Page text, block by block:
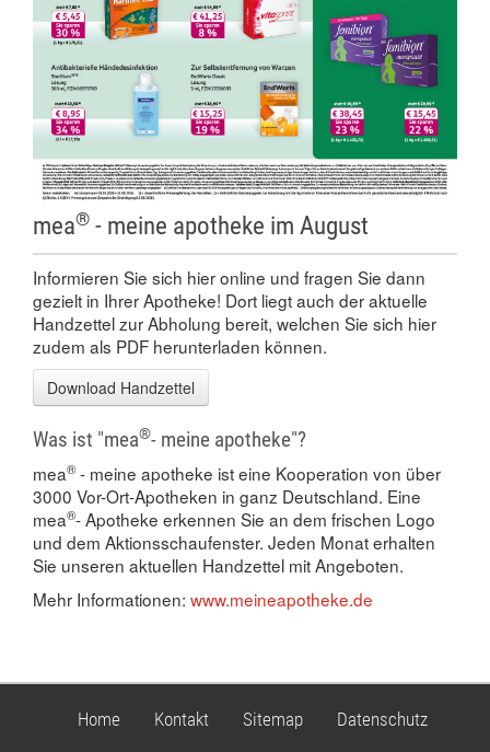
mea® - meine apotheke im August
Informieren Sie sich hier online und fragen Sie dann
gezielt in Ihrer Apotheke! Dort liegt auch der aktuelle
Handzettel zur Abholung bereit, welchen Sie sich hier
zudem als PDF herunterladen können.
Download Handzettel
Was ist "mea®- meine apotheke"?
mea®- meine apotheke ist eine Kooperation von über
3000 Vor-Ort-Apotheken in ganz Deutschland. Eine
mea®- Apotheke erkennen Sie an dem frischen Logo
und dem Aktionsschaufenster. Jeden Monat erhalten
Sie unseren aktuellen Handzettel mit Angeboten.
Mehr Informationen: www.meineapotheke.de
Home Kontakt Sitemap Datenschutz